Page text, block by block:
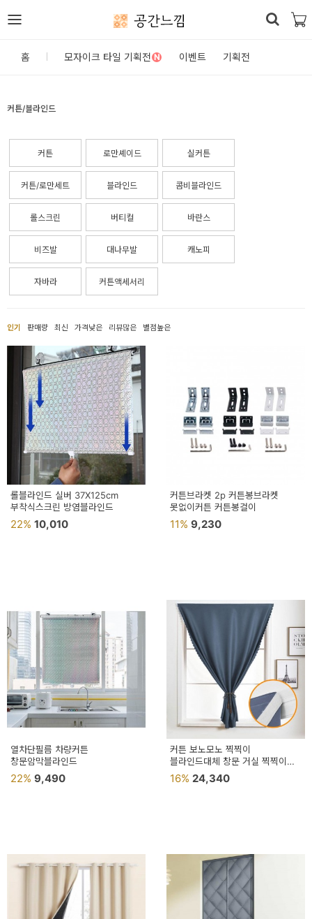
공간느낌
테
고
리
DIY
자
재/
용
품
가
구
침
구
인
테
리
페
트/
러
그
커
튼/
블
홈
홈 모자이크 타일 기획전 N 이벤트 기획전
커튼/블라인드
커튼 로만셰이드 실커튼
커튼/로만세트 블라인드 콤비블라인드
롤스크린 버티컬 바란스
비즈발 대나무발 캐노피
자바라 커튼액세서리
인기 판매량 최신 가격낮은 리뷰많은 별점높은
롤블라인드 실버 37X125cm
부착식스크린 방염블라인드
22% 10,010
커튼브라켓 2p 커튼봉브라켓
못없이커튼 커튼봉걸이
11% 9,230
열차단필름 차량커튼
창문암막블라인드
22% 9,490
커튼 보노모노 찍찍이
블라인드대체 창문 거실 찍찍이
가구 인테리어
16% 24,340